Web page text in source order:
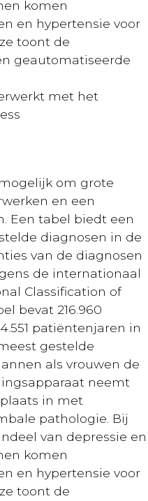
komen
en hypertensie voor
toont de
geautomatiseerde
met het
om grote
en een
Een tabel biedt een
diagnosen in de
van de diagnosen
de internationaal
Classification of
bevat 216.960
patiëntenjaren in
gestelde
als vrouwen de
neemt
in met
pathologie. Bij
van depressie en
komen
en hypertensie voor
toont de